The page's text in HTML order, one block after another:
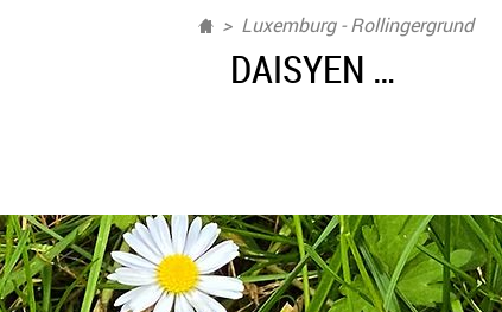
Luxemburg - Rollingergrund
DAISYEN …